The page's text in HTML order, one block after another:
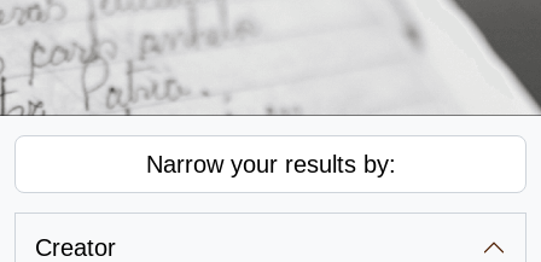
Narrow your results by:
Creator